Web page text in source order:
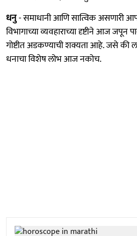
धनु- समाधानी आणि सात्विक असणारी
विभागाच्या व्यवहाराच्या दृष्टीने आज जपून
गोष्टीत अडकण्याची शक्यता आहे. जसे की
धनाचा विशेष लोभ आज नकोच.